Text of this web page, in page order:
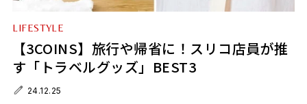
LIFESTYLE
【3COINS】旅行や帰省に！スリコ店員が推
す「トラベルグッズ」BEST3
24.12.25